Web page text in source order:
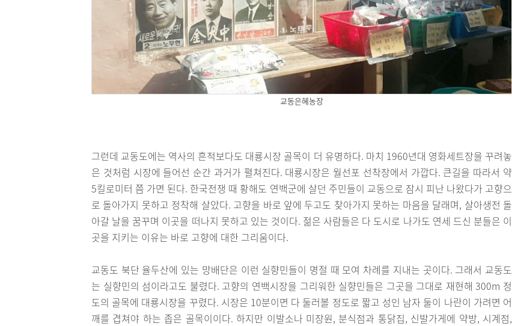
교동은혜농장
그런데 교동도에는 역사의 흔적보다도 대룡시장 골목이 더 유명하다. 마치 1960년대 영화세트장을 꾸려놓
은 것처럼 시장에 들어선 순간 과거가 펼쳐진다. 대룡시장은 월선포 선착장에서 가깝다. 큰길을 따라서 약
5킬로미터 쯤 가면 된다. 한국전쟁 때 황해도 연백군에 살던 주민들이 교동으로 잠시 피난 나왔다가 고향으
로 돌아가지 못하고 정착해 살았다. 고향을 바로 앞에 두고도 찾아가지 못하는 마음을 달래며, 살아생전 돌
아갈 날을 꿈꾸며 이곳을 떠나지 못하고 있는 것이다. 젊은 사람들은 다 도시로 나가도 연세 드신 분들은 이
곳을 지키는 이유는 바로 고향에 대한 그리움이다.
교동도 북단 율두산에 있는 망배단은 이런 실향민들이 명절 때 모여 차례를 지내는 곳이다. 그래서 교동도
는 실향민의 섬이라고도 불렸다. 고향의 연백시장을 그리워한 실향민들은 그곳을 그대로 재현해 300m 정
도의 골목에 대룡시장을 꾸렸다. 시장은 10분이면 다 둘러볼 정도로 짧고 성인 남자 둘이 나란이 가려면 어
깨를 겹쳐야 하는 좁은 골목이이다. 하지만 이발소나 미장원, 분식점과 통닭집, 신발가게에 약방, 시계점,